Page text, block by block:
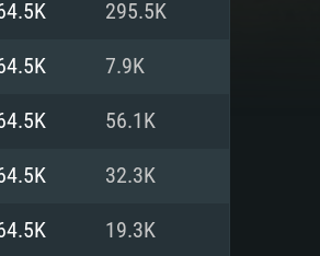
295.5K
7.9K
56.1K
32.3K
19.3K